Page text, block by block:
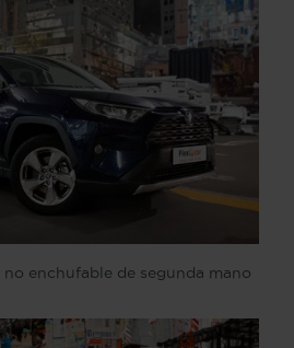
enchufable de segunda mano